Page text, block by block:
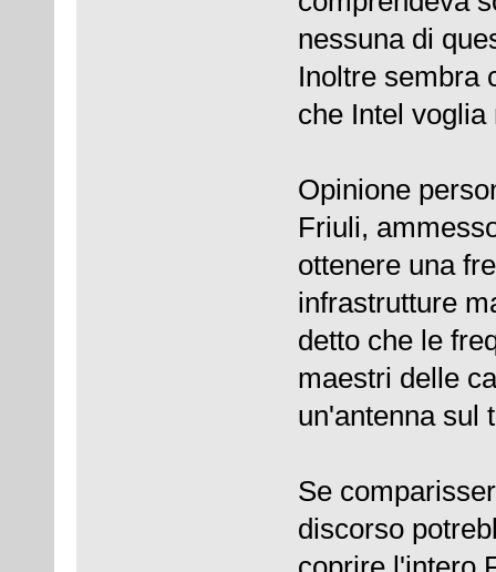
nessuna di
Inoltre sembra
che Intel
Opinione
Friuli,
ottenere una
infrastrutture
detto che le
maestri delle
un'antenna sul
Se
discorso